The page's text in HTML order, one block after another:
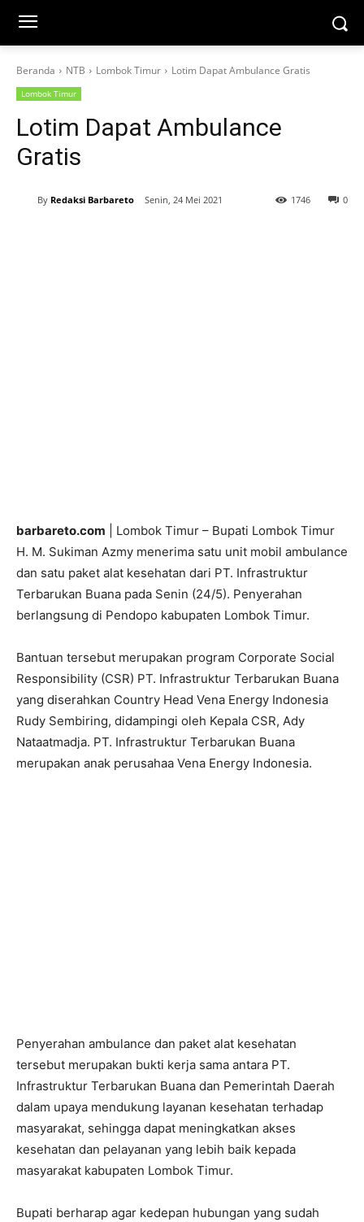
Beranda NTB Lombok Timur Lotim Dapat Ambulance Gratis
Lombok Timur
Lotim Dapat Ambulance
Gratis
By Redaksi Barbareto Senin, 24 Mei 2021 0
1746
barbareto.com | Lombok Timur – Bupati Lombok Timur
H. M. Sukiman Azmy menerima satu unit mobil ambulance
dan satu paket alat kesehatan dari PT. Infrastruktur
Terbarukan Buana pada Senin (24/5). Penyerahan
berlangsung di Pendopo kabupaten Lombok Timur.
Bantuan tersebut merupakan program Corporate Social
Responsibility (CSR) PT. Infrastruktur Terbarukan Buana
yang diserahkan Country Head Vena Energy Indonesia
Rudy Sembiring, didampingi oleh Kepala CSR, Ady
Nataatmadja. PT. Infrastruktur Terbarukan Buana
merupakan anak perusahaa Vena Energy Indonesia.
Penyerahan ambulance dan paket alat kesehatan
tersebut merupakan bukti kerja sama antara PT.
Infrastruktur Terbarukan Buana dan Pemerintah Daerah
dalam upaya mendukung layanan kesehatan terhadap
masyarakat, sehingga dapat meningkatkan akses
kesehatan dan pelayanan yang lebih baik kepada
masyarakat kabupaten Lombok Timur.
Bupati berharap agar kedepan hubungan yang sudah